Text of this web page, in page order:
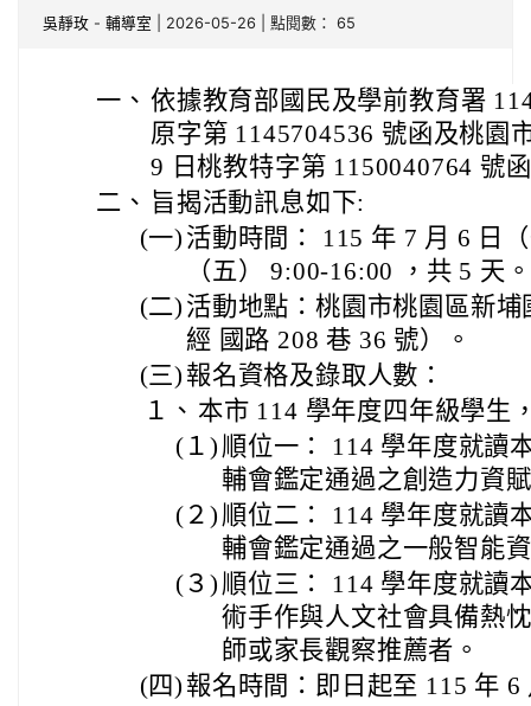
吳靜玫 - 輔導室 | 2026-05-26 | 點閱數： 65
一、 依據教育部國民及學前教育署
原字第 1145704536 號函及桃園
9 日桃教特字第 1150040764 號
二、 旨揭活動訊息如下:
(一) 活動時間： 115 年 7 月 6 日
（五） 9:00-16:00 ，共 5 天。
(二) 活動地點：桃園市桃園區新
經 國路 208 巷 36 號）。
(三) 報名資格及錄取人數：
１、 本市 114 學年度四年級學生
(１) 順位一： 114 學年度就讀
輔會鑑定通過之創造力資
(２) 順位二： 114 學年度就讀
輔會鑑定通過之一般智能
(３) 順位三： 114 學年度就讀
術手作與人文社會具備熱
師或家長觀察推薦者。
(四) 報名時間：即日起至 115 年